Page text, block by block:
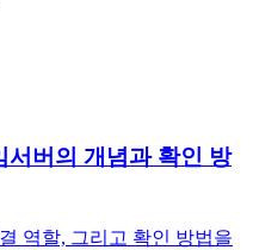
버의 개념과 확인 방
역할, 그리고 확인 방법을